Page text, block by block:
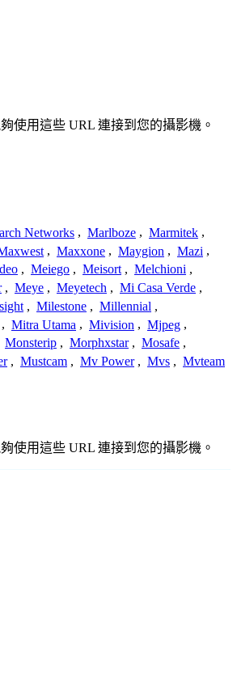
使用這些 URL 連接到您的攝影機。
Networks , Marlboze , Marmitek ,
, Maxxone , Maygion , Mazi ,
, Meiego , Meisort , Melchioni ,
, Meye , Meyetech , Mi Casa Verde ,
, Milestone , Millennial ,
, Mitra Utama , Mivision , Mjpeg ,
Monsterip , Morphxstar , Mosafe ,
, Mustcam , Mv Power , Mvs , Mvteam
使用這些 URL 連接到您的攝影機。